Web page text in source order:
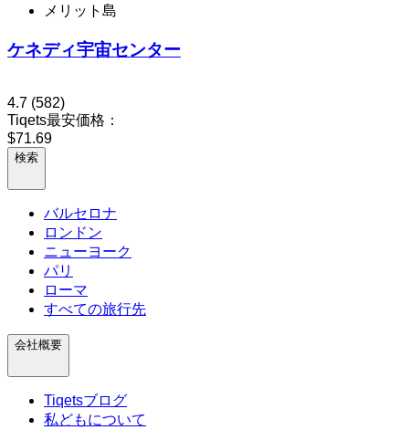
メリット島
ケネディ宇宙センター
4.7 (582)
Tiqets最安価格：
$71.69
検索
バルセロナ
ロンドン
ニューヨーク
パリ
ローマ
すべての旅行先
会社概要
Tiqetsブログ
私どもについて